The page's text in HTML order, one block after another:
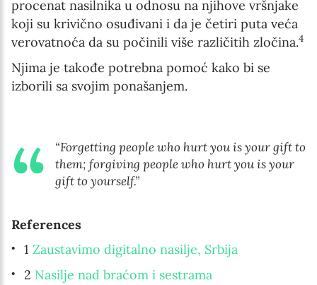
procenat nasilnika u odnosu na njihove vršnjake
koji su krivično osuđivani i da je četiri puta veća
verovatnoća da su počinili više različitih zločina.4
Njima je takođe potrebna pomoć kako bi se
izborili sa svojim ponašanjem.
“Forgetting people who hurt you is your gift to
them; forgiving people who hurt you is your
gift to yourself.”
References
1 Zaustavimo digitalno nasilje, Srbija
2 Nasilje nad braćom i sestrama